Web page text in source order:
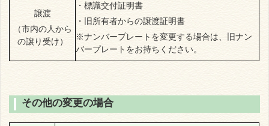
譲渡
（市内の人から
の譲り受け）
・標識交付証明書
・旧所有者からの譲渡証明書
※ナンバープレートを変更する場合は、旧ナン
バープレートをお持ちください。
その他の変更の場合